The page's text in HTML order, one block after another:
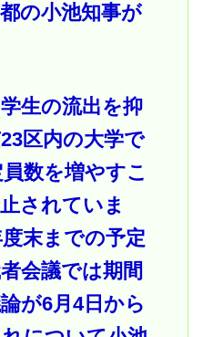
の小池知事が
生の流出を抑
区内の大学で
数を増やすこ
されていま
末までの予定
会議では期間
が6月4日から